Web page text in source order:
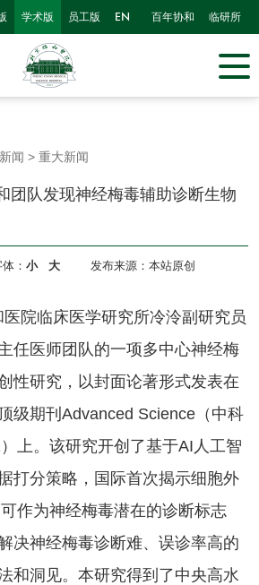
临研所
百年协和
EN
员工版
学术版
新闻 > 重大新闻
团队发现神经梅毒辅助诊断生物
： 小 大 发布来源：本站原创
院临床医学研究所冷泠副研究员
任医师团队的一项多中心神经梅
性研究，以封面论著形式发表在
级期刊Advanced Science（中科
上。该研究开创了基于AI人工智
打分策略，国际首次揭示细胞外
作为神经梅毒潜在的诊断标志
决神经梅毒诊断难、误诊率高的
和洞见。本研究得到了中央高水